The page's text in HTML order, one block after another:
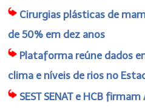
Cirurgias plásticas de
de 50% em dez anos
Plataforma reúne dados
clima e níveis de rios no
SEST SENAT e HCB